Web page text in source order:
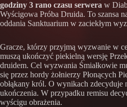
godziny 3 rano czasu serwera w
Wyścigowa Próba Druida. To szansa
oddania Sanktuarium w zaciekłym
Gracze, którzy przyjmą wyzwanie w
muszą ukończyć piekielną wersję
druidem. Cel wyzwania Śmiałkowie
się przez hordy żołnierzy Płonących
obłąkany król. O wynikach zdecyduje
ukończenia. W przypadku remisu
wyścigu obrażenia.